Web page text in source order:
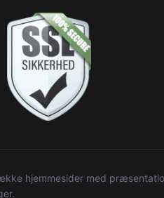
hjemmesider med